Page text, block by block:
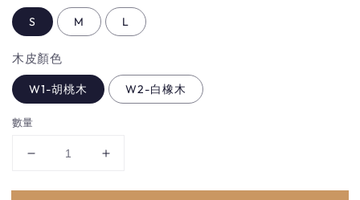
S M L
木皮顏色
W1-胡桃木 W2-白橡木
數量